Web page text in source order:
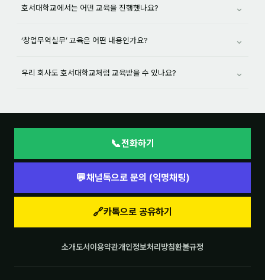
호서대학교에서는 어떤 교육을 진행했나요? ⌄
‘창업무역실무’ 교육은 어떤 내용인가요? ⌄
우리 회사도 호서대학교처럼 교육받을 수 있나요? ⌄
📞전화하기
💬채널톡으로 문의 (익명채팅)
🔗카톡으로 공유하기
소개도서이용약관개인정보처리방침환불규정